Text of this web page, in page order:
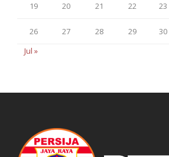
19 20 21 22 23
26 27 28 29
30
Jul »